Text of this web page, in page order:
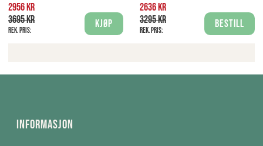
2956 kr
3695 kr
Rek. pris:
Kjøp
2636 kr
3295 kr
Rek. pris:
Bestill
Informasjon